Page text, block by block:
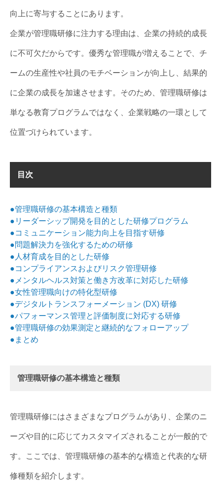
向上に寄与することにあります。
企業が管理職研修に注力する理由は、企業の持続的成長
に不可欠だからです。優秀な管理職が増えることで、チ
ームの生産性や社員のモチベーションが向上し、結果的
に企業の成長を加速させます。そのため、管理職研修は
単なる教育プログラムではなく、企業戦略の一環として
位置づけられています。
目次
●管理職研修の基本構造と種類
●リーダーシップ開発を目的とした研修プログラム
●コミュニケーション能力向上を目指す研修
●問題解決力を強化するための研修
●人材育成を目的とした研修
●コンプライアンスおよびリスク管理研修
●メンタルヘルス対策と働き方改革に対応した研修
●女性管理職向けの特化型研修
●デジタルトランスフォーメーション (DX) 研修
●パフォーマンス管理と評価制度に対応する研修
●管理職研修の効果測定と継続的なフォローアップ
●まとめ
管理職研修の基本構造と種類
管理職研修にはさまざまなプログラムがあり、企業のニ
ーズや目的に応じてカスタマイズされることが一般的で
す。ここでは、管理職研修の基本的な構造と代表的な研
修種類を紹介します。